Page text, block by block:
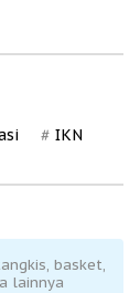
IKN
basket,
lainnya